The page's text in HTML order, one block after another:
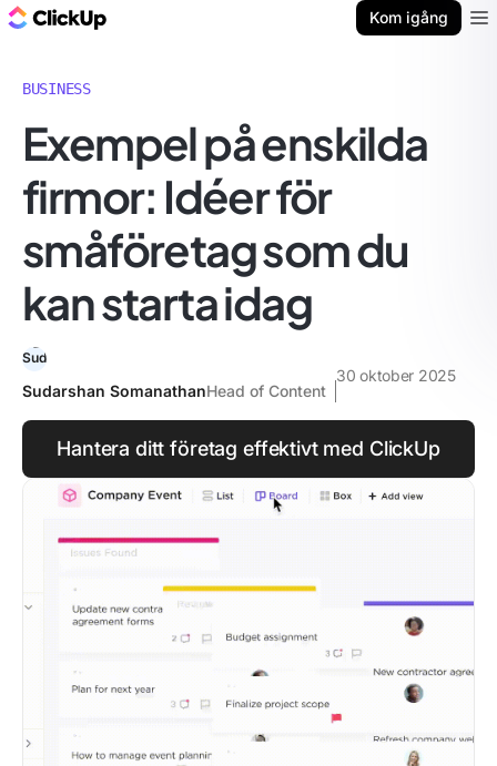
Kom igång
BUSINESS
Exempel på enskilda
firmor: Idéer för
småföretag som du
kan starta idag
Sudarshan SomanathanHead of Content
30 oktober 2025
Hantera ditt företag effektivt med ClickUp